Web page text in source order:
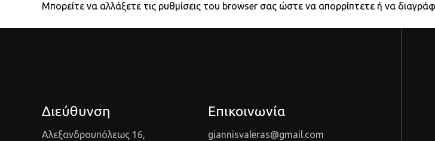
Μπορείτε να αλλάξετε τις ρυθμίσεις του browser σας ώστε να απορρίπτετε ή να
Διεύθυνση
Αλεξανδρουπόλεως 16,
Επικοινωνία
giannisvaleras@gmail.com